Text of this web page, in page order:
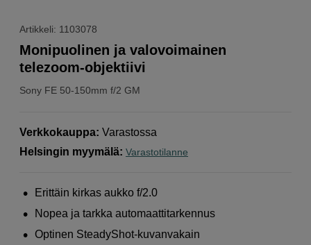
Artikkeli: 1103078
Sony FE 50-150mm f/2 GM
Monipuolinen ja valovoimainen
telezoom-objektiivi
Verkkokauppa: Varastossa
Helsingin myymälä: Varastotilanne
Erittäin kirkas aukko f/2.0
Nopea ja tarkka automaattitarkennus
Optinen SteadyShot-kuvanvakain